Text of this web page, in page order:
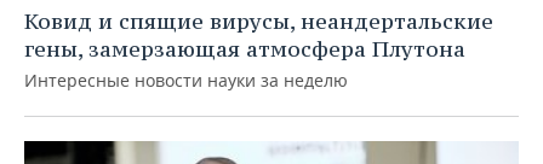
Ковид и спящие вирусы, неандертальские
гены, замерзающая атмосфера Плутона
Интересные новости науки за неделю